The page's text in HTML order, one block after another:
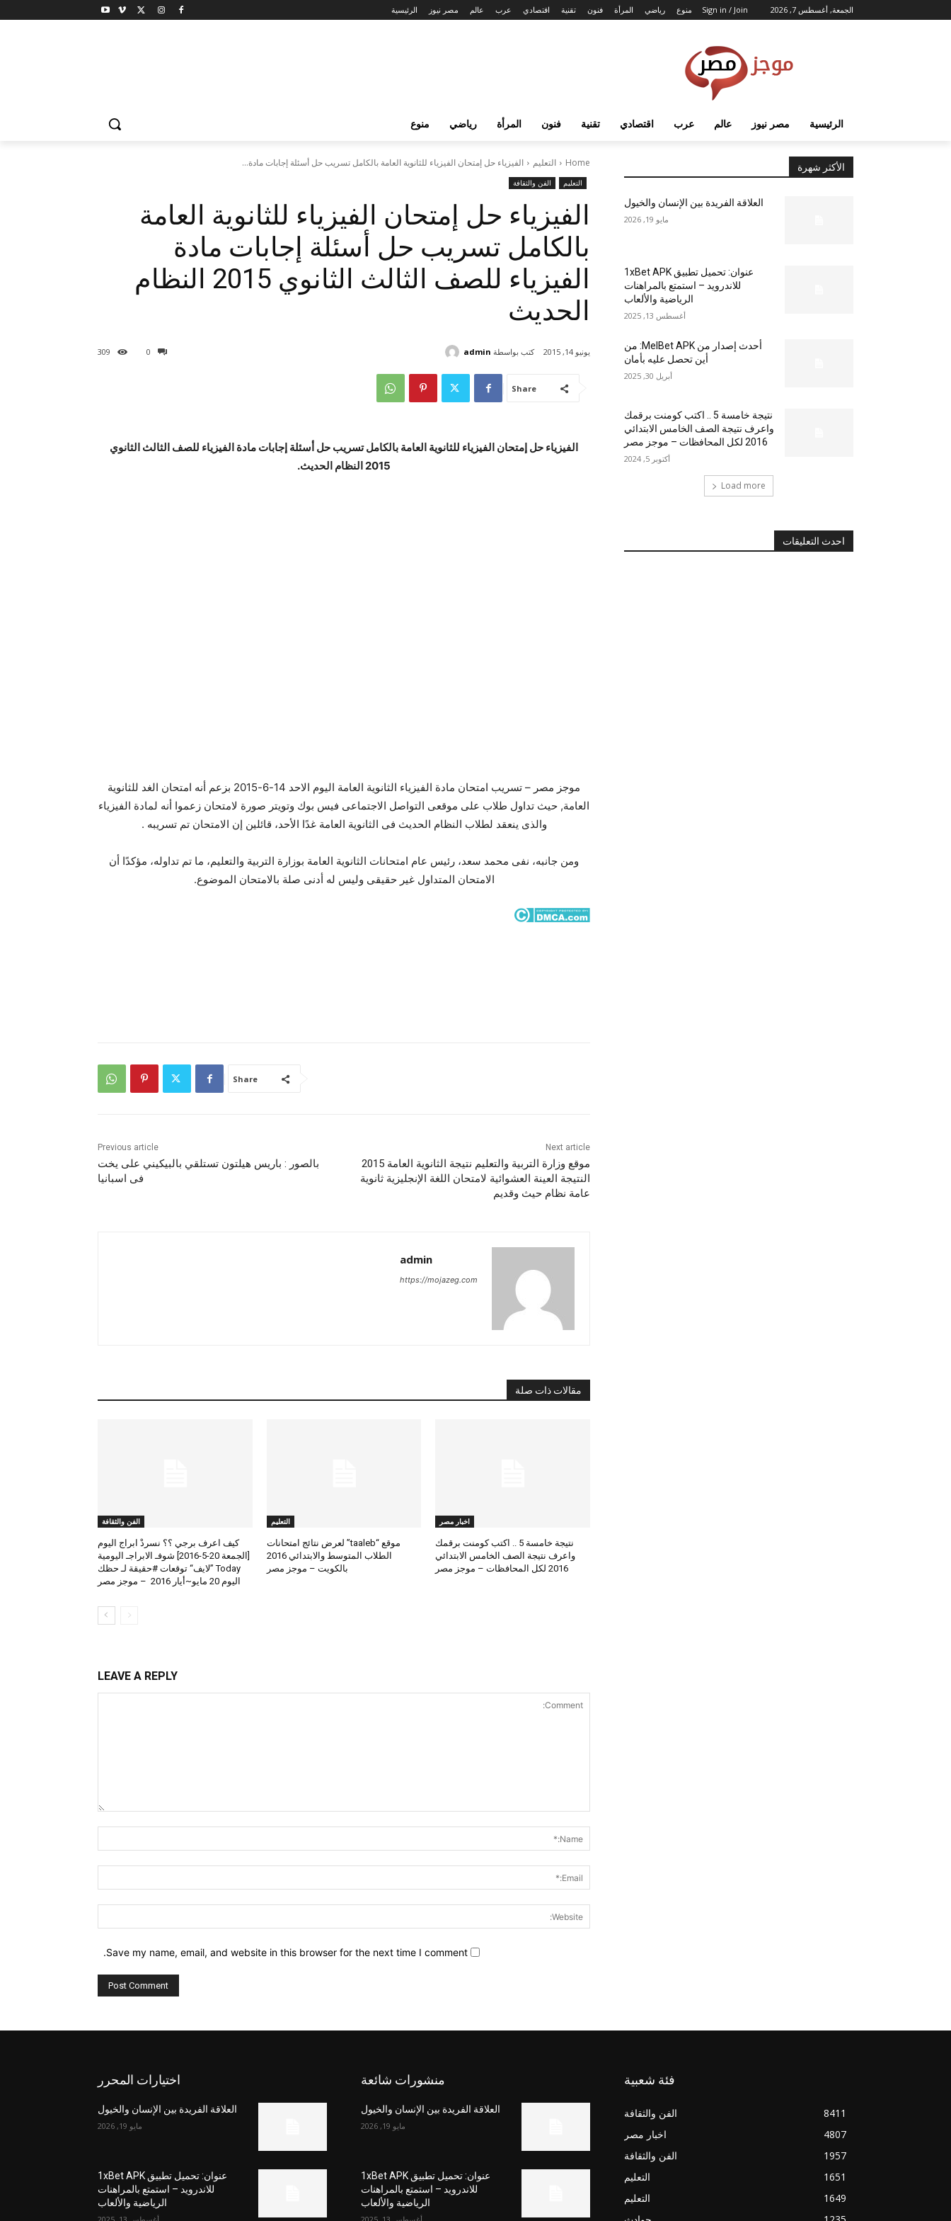
الجمعة, أغسطس 7, 2026 Sign in / Join الرئيسية مصر نيوز عالم عرب اقتصادي تقنية فنون المرأة رياضي منوع
الرئيسية مصر نيوز عالم عرب اقتصادي تقنية فنون المرأة رياضي منوع
Home التعليم الفيزياء حل إمتحان الفيزياء للثانوية العامة بالكامل تسريب حل أسئلة إجابات مادة...
التعليم الفن والثقافة
الفيزياء حل إمتحان الفيزياء للثانوية العامة
بالكامل تسريب حل أسئلة إجابات مادة
الفيزياء للصف الثالث الثانوي 2015 النظام
الحديث
0
309 يونيو 14, 2015 كتب بواسطة admin
Share
الفيزياء حل إمتحان الفيزياء للثانوية العامة بالكامل تسريب حل أسئلة إجابات مادة الفيزياء للصف الثالث الثانوي
2015 النظام الحديث.
موجز مصر – تسريب امتحان مادة الفيزياء الثانوية العامة اليوم الاحد 14-6-2015 بزعم أنه امتحان الغد للثانوية
العامة, حيث تداول طلاب على موقعى التواصل الاجتماعى فيس بوك وتويتر صورة لامتحان زعموا أنه لمادة الفيزياء
والذى ينعقد لطلاب النظام الحديث فى الثانوية العامة غدًا الأحد، قائلين إن الامتحان تم تسريبه .
ومن جانبه، نفى محمد سعد، رئيس عام امتحانات الثانوية العامة بوزارة التربية والتعليم، ما تم تداوله، مؤكدًا أن
الامتحان المتداول غير حقيقى وليس له أدنى صلة بالامتحان الموضوع.
Share
Previous article
بالصور : باريس هيلتون تستلقي بالبيكيني على يخت
فى اسبانيا
Next article
موقع وزارة التربية والتعليم نتيجة الثانوية العامة 2015
النتيجة العينة العشوائية لامتحان اللغة الإنجليزية ثانوية
عامة نظام حيث وقديم
admin
https://mojazeg.com
مقالات ذات صلة
اخبار مصر
نتيجة خامسة 5 .. اكتب كومنت برقمك
واعرف نتيجة الصف الخامس الابتدائي
2016 لكل المحافظات – موجز مصر
التعليم
موقع “taaleb” لعرض نتائج امتحانات
الطلاب المتوسط والابتدائي 2016
بالكويت – موجز مصر
الفن والثقافة
كيف اعرف برجي ؟؟ نسردْ ابراج اليوم
[الجمعة 20-5-2016] شوفـ الابراجـ اليومية
Today ”لايف“ توقعات #حقيقة لـ حظك
اليوم 20 مايو~أيار 2016 – موجز مصر
LEAVE A REPLY
Save my name, email, and website in this browser for the next time I comment.
الأكثر شهرة
العلاقة الفريدة بين الإنسان والخيول
مايو 19, 2026
عنوان: تحميل تطبيق 1xBet APK
للاندرويد – استمتع بالمراهنات
الرياضية والألعاب
أغسطس 13, 2025
أحدث إصدار من MelBet APK: من
أين تحصل عليه بأمان
أبريل 30, 2025
نتيجة خامسة 5 .. اكتب كومنت برقمك
واعرف نتيجة الصف الخامس الابتدائي
2016 لكل المحافظات – موجز مصر
أكتوبر 5, 2024
Load more
احدث التعليقات
اختيارات المحرر
العلاقة الفريدة بين الإنسان والخيول
مايو 19, 2026
عنوان: تحميل تطبيق 1xBet APK
للاندرويد – استمتع بالمراهنات
الرياضية والألعاب
منشورات شائعة
العلاقة الفريدة بين الإنسان والخيول
مايو 19, 2026
عنوان: تحميل تطبيق 1xBet APK
للاندرويد – استمتع بالمراهنات
الرياضية والألعاب
فئة شعبية
الفن والثقافة
8411
اخبار مصر
4807
الفن والثقافة
1957
التعليم
1651
التعليم
1649